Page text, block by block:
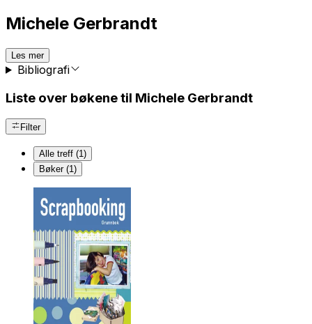
Michele Gerbrandt
Les mer
Bibliografi
Liste over bøkene til Michele Gerbrandt
Filter
Alle treff (1)
Bøker (1)